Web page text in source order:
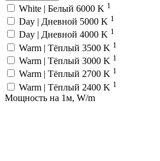
White | Белый 6000 K 1
Day | Дневной 5000 K 1
Day | Дневной 4000 K 1
Warm | Тёплый 3500 K 1
Warm | Тёплый 3000 K 1
Warm | Тёплый 2700 K 1
Warm | Тёплый 2400 K 1
Мощность на 1м, W/m